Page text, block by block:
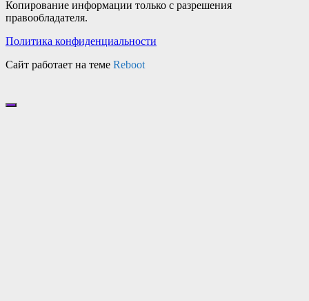
Копирование информации только с разрешения
правообладателя.
Политика конфиденциальности
Сайт работает на теме Reboot